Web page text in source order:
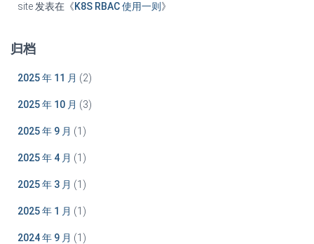
site 发表在《K8S RBAC 使用一则 》
归档
2025 年 11 月 (2)
2025 年 10 月 (3)
2025 年 9 月 (1)
2025 年 4 月 (1)
2025 年 3 月 (1)
2025 年 1 月 (1)
2024 年 9 月 (1)